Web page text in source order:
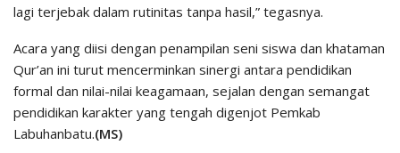
lagi terjebak dalam rutinitas tanpa hasil,” tegasnya.
Acara yang diisi dengan penampilan seni siswa dan khataman
Qur’an ini turut mencerminkan sinergi antara pendidikan
formal dan nilai-nilai keagamaan, sejalan dengan semangat
pendidikan karakter yang tengah digenjot Pemkab
Labuhanbatu.(MS)